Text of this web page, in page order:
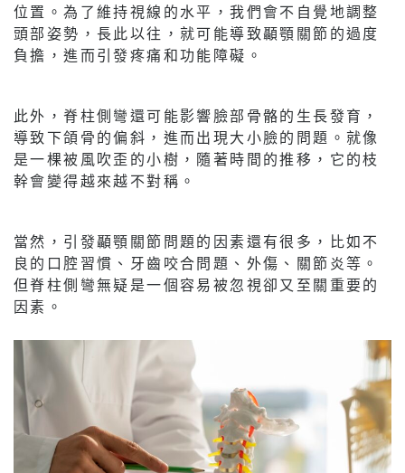
位置。為了維持視線的水平，我們會不自覺地調整
頭部姿勢，長此以往，就可能導致顳顎關節的過度
負擔，進而引發疼痛和功能障礙。
此外，脊柱側彎還可能影響臉部骨骼的生長發育，
導致下頜骨的偏斜，進而出現大小臉的問題。就像
是一棵被風吹歪的小樹，隨著時間的推移，它的枝
幹會變得越來越不對稱。
當然，引發顳顎關節問題的因素還有很多，比如不
良的口腔習慣、牙齒咬合問題、外傷、關節炎等。
但脊柱側彎無疑是一個容易被忽視卻又至關重要的
因素。